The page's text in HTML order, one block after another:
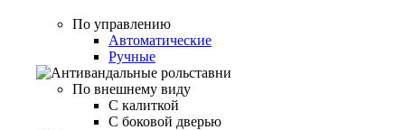
По управлению
Автоматические
Ручные
По внешнему виду
С калиткой
С боковой дверью